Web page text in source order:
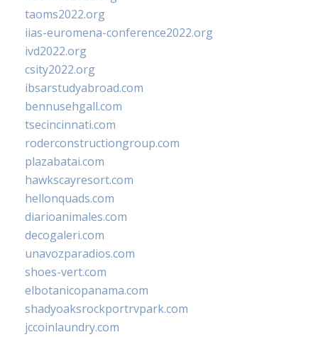
taoms2022.org
iias-euromena-conference2022.org
ivd2022.org
csity2022.org
ibsarstudyabroad.com
bennusehgall.com
tsecincinnati.com
roderconstructiongroup.com
plazabatai.com
hawkscayresort.com
hellonquads.com
diarioanimales.com
decogaleri.com
unavozparadios.com
shoes-vert.com
elbotanicopanama.com
shadyoaksrockportrvpark.com
jccoinlaundry.com